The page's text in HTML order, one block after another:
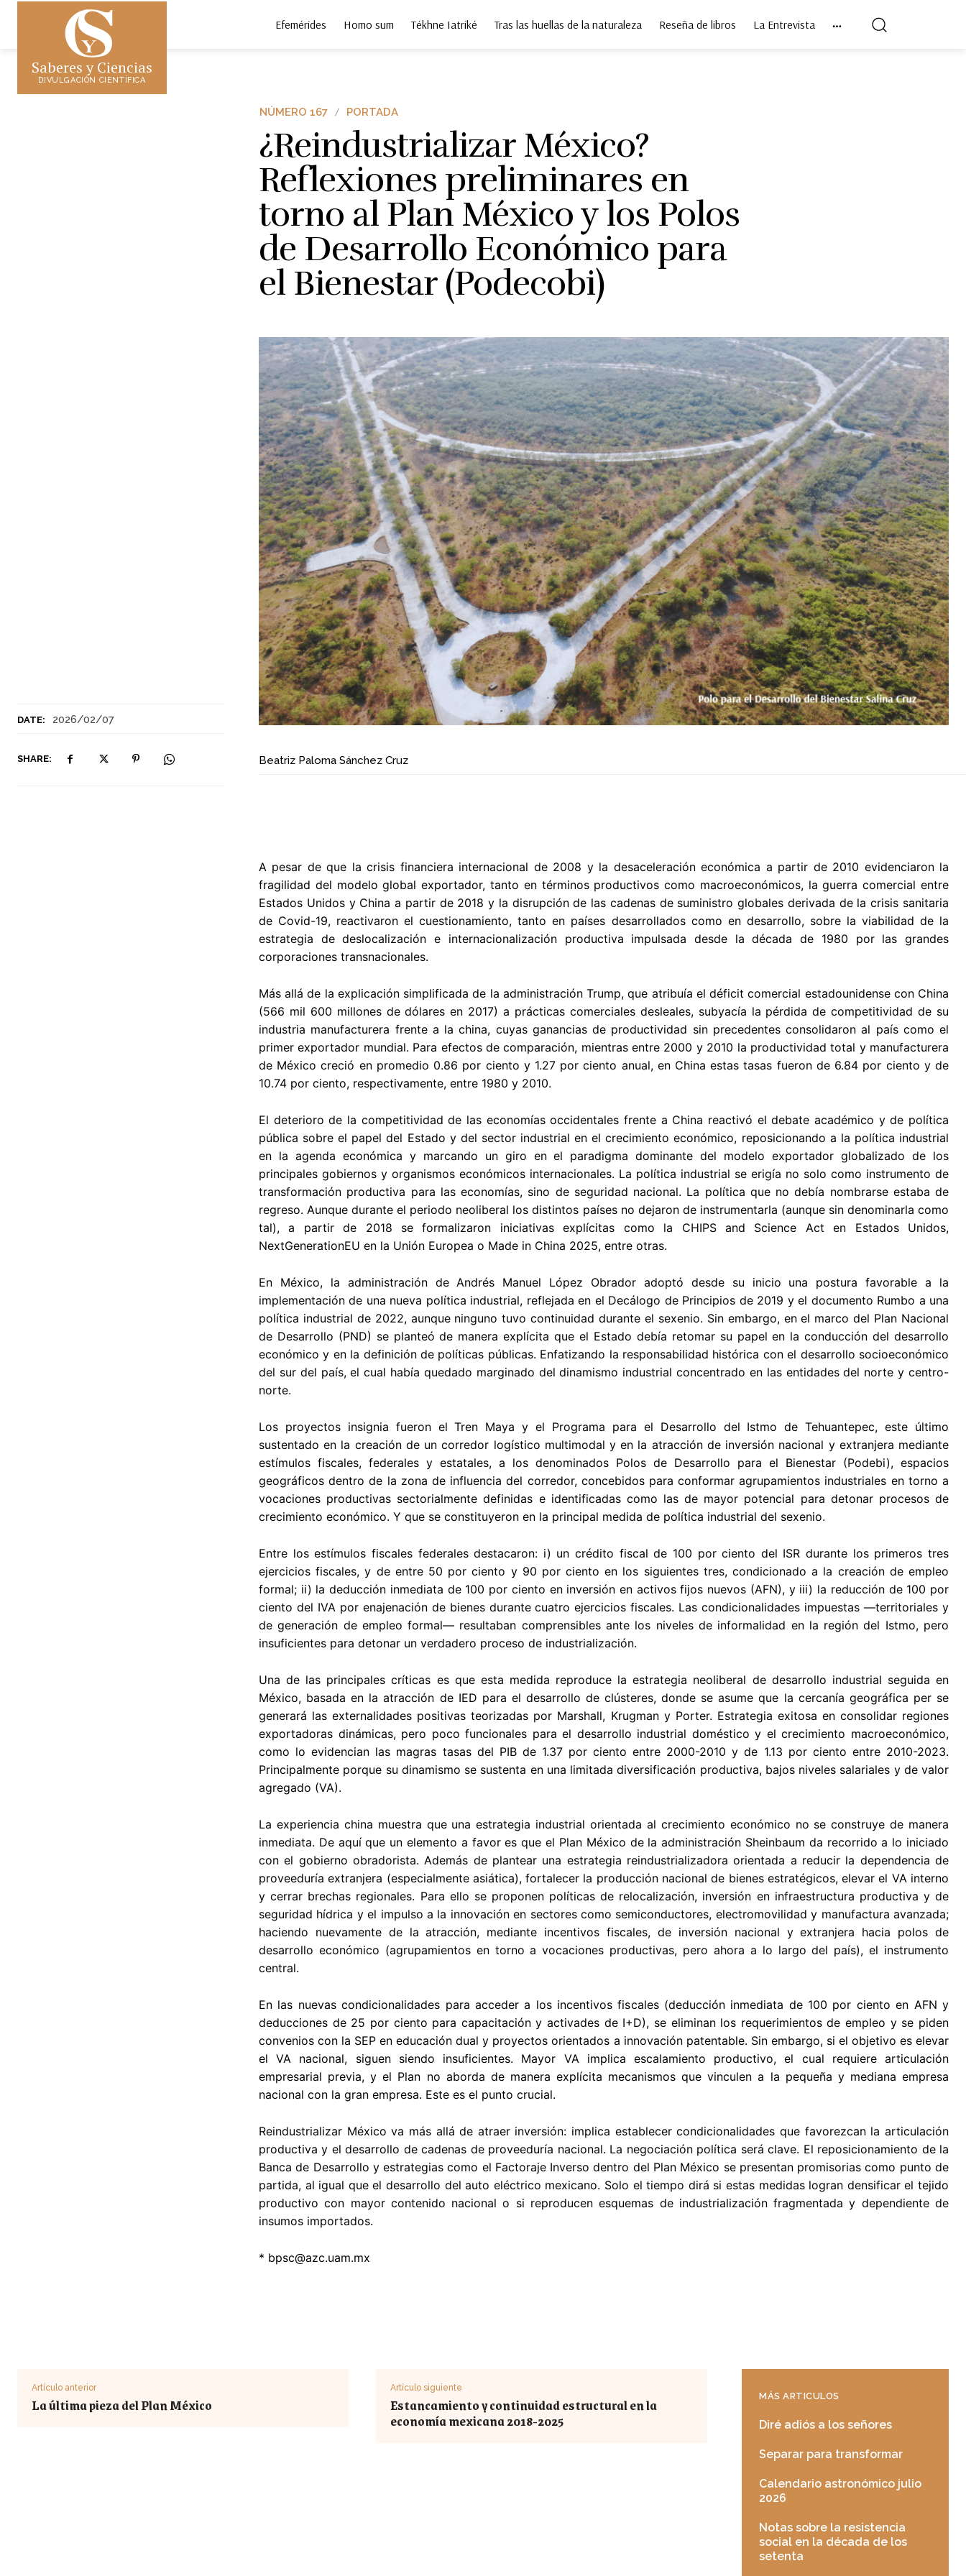
Saberes y Ciencias
DIVULGACIÓN CIENTÍFICA
Efemérides Homo sum Tékhne Iatriké Tras las huellas de la naturaleza Reseña de libros La Entrevista
DATE: 2026/02/07
SHARE:
NÚMERO 167 PORTADA
¿Reindustrializar México?
Reflexiones preliminares en
torno al Plan México y los Polos
de Desarrollo Económico para
el Bienestar (Podecobi)
Beatriz Paloma Sánchez Cruz
A pesar de que la crisis financiera internacional de 2008 y la desaceleración económica a partir de 2010 evidenciaron la
fragilidad del modelo global exportador, tanto en términos productivos como macroeconómicos, la guerra comercial entre
Estados Unidos y China a partir de 2018 y la disrupción de las cadenas de suministro globales derivada de la crisis sanitaria
de Covid-19, reactivaron el cuestionamiento, tanto en países desarrollados como en desarrollo, sobre la viabilidad de la
estrategia de deslocalización e internacionalización productiva impulsada desde la década de 1980 por las grandes
corporaciones transnacionales.
Más allá de la explicación simplificada de la administración Trump, que atribuía el déficit comercial estadounidense con China
(566 mil 600 millones de dólares en 2017) a prácticas comerciales desleales, subyacía la pérdida de competitividad de su
industria manufacturera frente a la china, cuyas ganancias de productividad sin precedentes consolidaron al país como el
primer exportador mundial. Para efectos de comparación, mientras entre 2000 y 2010 la productividad total y manufacturera
de México creció en promedio 0.86 por ciento y 1.27 por ciento anual, en China estas tasas fueron de 6.84 por ciento y de
10.74 por ciento, respectivamente, entre 1980 y 2010.
El deterioro de la competitividad de las economías occidentales frente a China reactivó el debate académico y de política
pública sobre el papel del Estado y del sector industrial en el crecimiento económico, reposicionando a la política industrial
en la agenda económica y marcando un giro en el paradigma dominante del modelo exportador globalizado de los
principales gobiernos y organismos económicos internacionales. La política industrial se erigía no solo como instrumento de
transformación productiva para las economías, sino de seguridad nacional. La política que no debía nombrarse estaba de
regreso. Aunque durante el periodo neoliberal los distintos países no dejaron de instrumentarla (aunque sin denominarla como
tal), a partir de 2018 se formalizaron iniciativas explícitas como la CHIPS and Science Act en Estados Unidos,
NextGenerationEU en la Unión Europea o Made in China 2025, entre otras.
En México, la administración de Andrés Manuel López Obrador adoptó desde su inicio una postura favorable a la
implementación de una nueva política industrial, reflejada en el Decálogo de Principios de 2019 y el documento Rumbo a una
política industrial de 2022, aunque ninguno tuvo continuidad durante el sexenio. Sin embargo, en el marco del Plan Nacional
de Desarrollo (PND) se planteó de manera explícita que el Estado debía retomar su papel en la conducción del desarrollo
económico y en la definición de políticas públicas. Enfatizando la responsabilidad histórica con el desarrollo socioeconómico
del sur del país, el cual había quedado marginado del dinamismo industrial concentrado en las entidades del norte y centro-
norte.
Los proyectos insignia fueron el Tren Maya y el Programa para el Desarrollo del Istmo de Tehuantepec, este último
sustentado en la creación de un corredor logístico multimodal y en la atracción de inversión nacional y extranjera mediante
estímulos fiscales, federales y estatales, a los denominados Polos de Desarrollo para el Bienestar (Podebi), espacios
geográficos dentro de la zona de influencia del corredor, concebidos para conformar agrupamientos industriales en torno a
vocaciones productivas sectorialmente definidas e identificadas como las de mayor potencial para detonar procesos de
crecimiento económico. Y que se constituyeron en la principal medida de política industrial del sexenio.
Entre los estímulos fiscales federales destacaron: i) un crédito fiscal de 100 por ciento del ISR durante los primeros tres
ejercicios fiscales, y de entre 50 por ciento y 90 por ciento en los siguientes tres, condicionado a la creación de empleo
formal; ii) la deducción inmediata de 100 por ciento en inversión en activos fijos nuevos (AFN), y iii) la reducción de 100 por
ciento del IVA por enajenación de bienes durante cuatro ejercicios fiscales. Las condicionalidades impuestas —territoriales y
de generación de empleo formal— resultaban comprensibles ante los niveles de informalidad en la región del Istmo, pero
insuficientes para detonar un verdadero proceso de industrialización.
Una de las principales críticas es que esta medida reproduce la estrategia neoliberal de desarrollo industrial seguida en
México, basada en la atracción de IED para el desarrollo de clústeres, donde se asume que la cercanía geográfica per se
generará las externalidades positivas teorizadas por Marshall, Krugman y Porter. Estrategia exitosa en consolidar regiones
exportadoras dinámicas, pero poco funcionales para el desarrollo industrial doméstico y el crecimiento macroeconómico,
como lo evidencian las magras tasas del PIB de 1.37 por ciento entre 2000-2010 y de 1.13 por ciento entre 2010-2023.
Principalmente porque su dinamismo se sustenta en una limitada diversificación productiva, bajos niveles salariales y de valor
agregado (VA).
La experiencia china muestra que una estrategia industrial orientada al crecimiento económico no se construye de manera
inmediata. De aquí que un elemento a favor es que el Plan México de la administración Sheinbaum da recorrido a lo iniciado
con el gobierno obradorista. Además de plantear una estrategia reindustrializadora orientada a reducir la dependencia de
proveeduría extranjera (especialmente asiática), fortalecer la producción nacional de bienes estratégicos, elevar el VA interno
y cerrar brechas regionales. Para ello se proponen políticas de relocalización, inversión en infraestructura productiva y de
seguridad hídrica y el impulso a la innovación en sectores como semiconductores, electromovilidad y manufactura avanzada;
haciendo nuevamente de la atracción, mediante incentivos fiscales, de inversión nacional y extranjera hacia polos de
desarrollo económico (agrupamientos en torno a vocaciones productivas, pero ahora a lo largo del país), el instrumento
central.
En las nuevas condicionalidades para acceder a los incentivos fiscales (deducción inmediata de 100 por ciento en AFN y
deducciones de 25 por ciento para capacitación y activades de I+D), se eliminan los requerimientos de empleo y se piden
convenios con la SEP en educación dual y proyectos orientados a innovación patentable. Sin embargo, si el objetivo es elevar
el VA nacional, siguen siendo insuficientes. Mayor VA implica escalamiento productivo, el cual requiere articulación
empresarial previa, y el Plan no aborda de manera explícita mecanismos que vinculen a la pequeña y mediana empresa
nacional con la gran empresa. Este es el punto crucial.
Reindustrializar México va más allá de atraer inversión: implica establecer condicionalidades que favorezcan la articulación
productiva y el desarrollo de cadenas de proveeduría nacional. La negociación política será clave. El reposicionamiento de la
Banca de Desarrollo y estrategias como el Factoraje Inverso dentro del Plan México se presentan promisorias como punto de
partida, al igual que el desarrollo del auto eléctrico mexicano. Solo el tiempo dirá si estas medidas logran densificar el tejido
productivo con mayor contenido nacional o si reproducen esquemas de industrialización fragmentada y dependiente de
insumos importados.
* bpsc@azc.uam.mx
Artículo anterior
La última pieza del Plan México
Artículo siguiente
Estancamiento y continuidad estructural en la
economía mexicana 2018-2025
MÁS ARTICULOS
Diré adiós a los señores
Separar para transformar
Calendario astronómico julio
2026
Notas sobre la resistencia
social en la década de los
setenta